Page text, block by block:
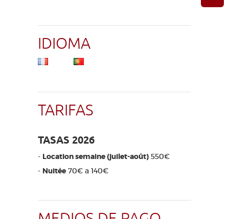
IDIOMA
TARIFAS
TASAS 2026
- Location semaine (juilet-août) 550€
- Nuitée 70€ a 140€